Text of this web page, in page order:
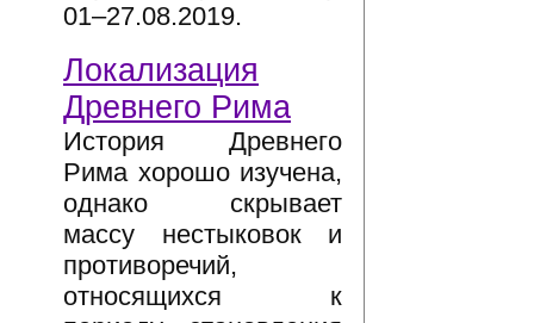
01–27.08.2019.
Локализация
Древнего Рима
История Древнего
Рима хорошо изучена,
однако скрывает
массу нестыковок и
противоречий,
относящихся к